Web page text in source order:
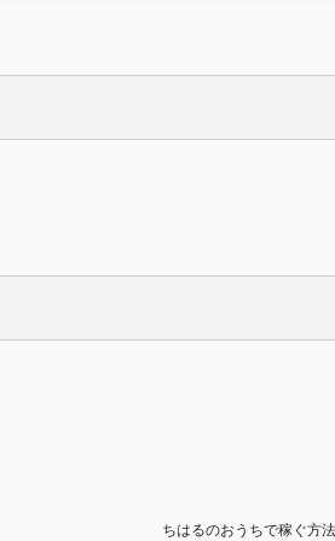
ちはるのおうちで稼ぐ方